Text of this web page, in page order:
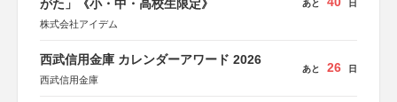
がた」《小・中・高校生限定》
株式会社アイデム
あと 日
西武信用金庫 カレンダーアワード 2026
西武信用金庫
あと 26 日